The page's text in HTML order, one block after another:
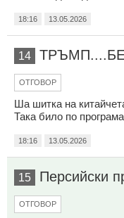
18:16 13.05.2026
14
ОТГОВОР
Ша шитка на
Така било по програма
18:16 13.05.2026
15 Персийски
ОТГОВОР